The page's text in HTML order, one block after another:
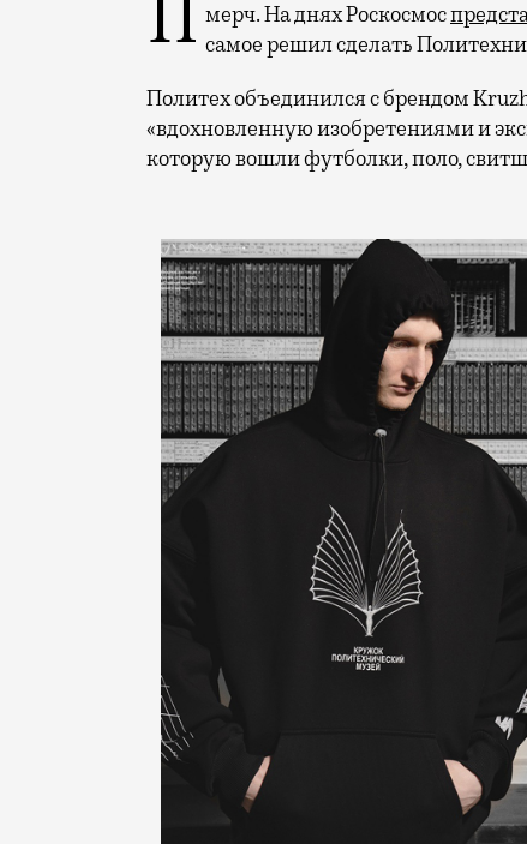
мерч.На днях Роскосмос
самое решил сделать
Политех объединился с брендом
«вдохновленную изобретениями и
которую вошли футболки, поло,